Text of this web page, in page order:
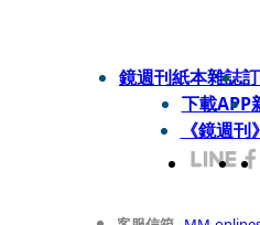
鏡週刊紙本雜誌
下載APP
《鏡週